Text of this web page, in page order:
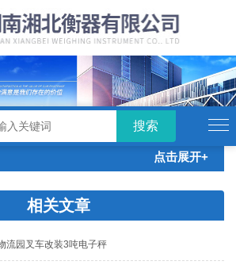
频app下载,硬汉视频ios
视频app安卓破解版
点击展开+
相关文章
流园叉车改装3吨电子秤